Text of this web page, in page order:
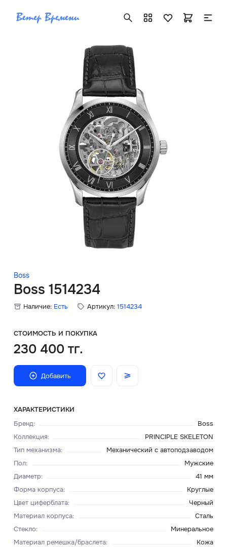
Boss
Boss 1514234
Наличие: Есть Артикул: 1514234
СТОИМОСТЬ И ПОКУПКА
230 400 тг.
Добавить
ХАРАКТЕРИСТИКИ
Бренд:
Boss
Коллекция:
PRINCIPLE SKELETON
Тип механизма:
Механический с автоподзаводом
Пол:
Мужские
Диаметр:
41 мм
Форма корпуса:
Круглые
Цвет циферблата:
Черный
Материал корпуса:
Сталь
Стекло:
Минеральное
Материал ремешка/браслета:
Кожа
+7 ( 705 ) 181-42-50
info@vetervremeni.kz
Авторизация
Каталог
Мужские часы
Женские часы
Скидки
Главная
О нас
Доставка и оплата